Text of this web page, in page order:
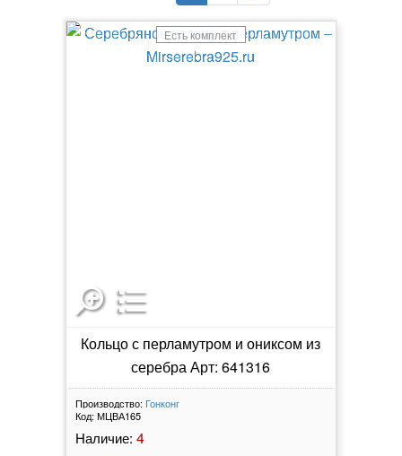
Есть комплект
Кольцо с перламутром и ониксом из
серебра Арт: 641316
Производство: Гонконг
Код: МЦВА165
Наличие: 4